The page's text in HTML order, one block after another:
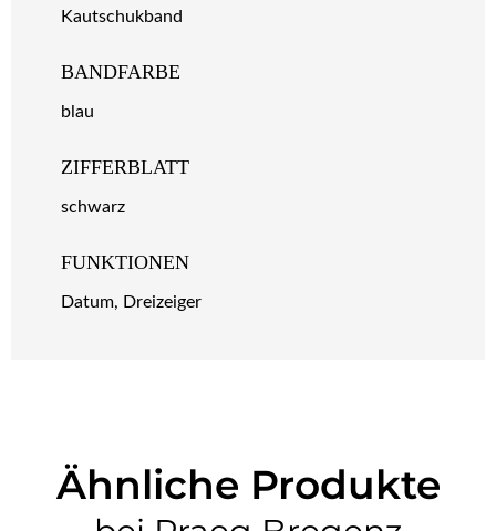
Kautschukband
BANDFARBE
blau
ZIFFERBLATT
schwarz
FUNKTIONEN
Datum, Dreizeiger
Ähnliche Produkte